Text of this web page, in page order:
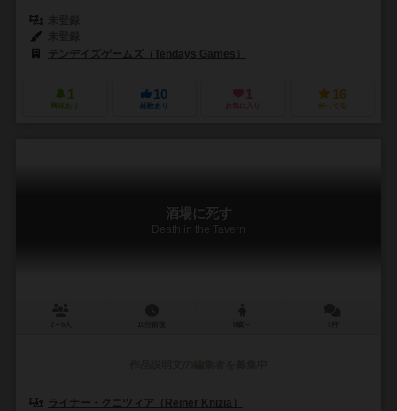
テンデイズゲームズ（Tendays Games）
1
興味あり
10
経験あり
1
お気に入り
16
持ってる
酒場に死す
Death in the Tavern
ライナー・クニツィア（Reiner Knizia）